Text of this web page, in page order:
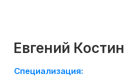
Получить консультацию